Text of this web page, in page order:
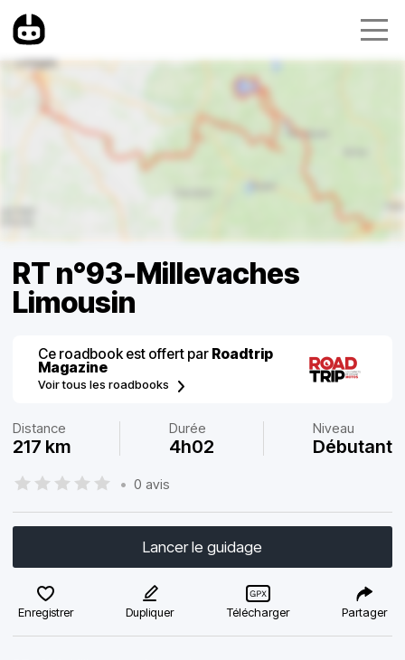
RT n°93-Millevaches
Limousin
Ce roadbook est offert par Roadtrip
Magazine
Voir tous les roadbooks
Distance
217 km
Durée
4h02
Niveau
Débutant
• 0 avis
Lancer le guidage
Enregistrer Dupliquer Télécharger Partager